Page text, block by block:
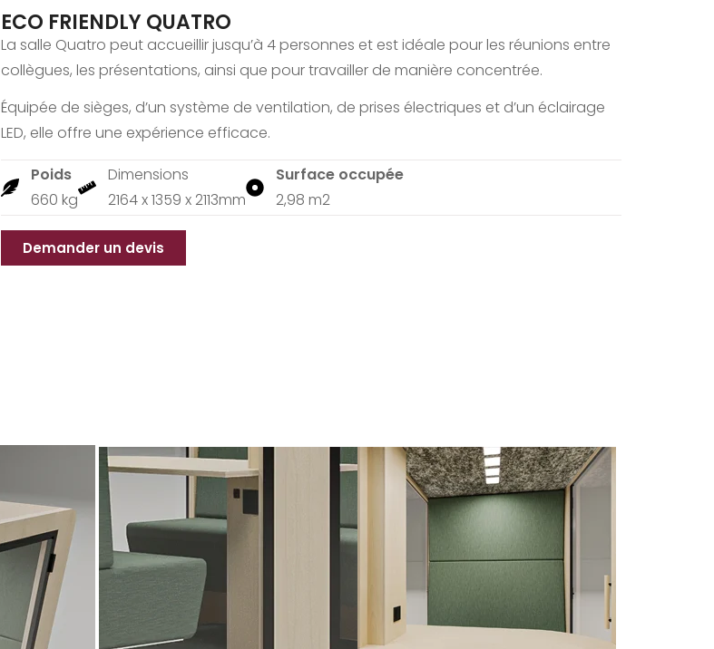
ECO FRIENDLY QUATRO
La salle Quatro peut accueillir jusqu’à 4 personnes et est idéale pour les réunions entre
collègues, les présentations, ainsi que pour travailler de manière concentrée.
Équipée de sièges, d’un système de ventilation, de prises électriques et d’un éclairage
LED, elle offre une expérience efficace.
Poids
660 kg
Dimensions
2164 x 1359 x 2113mm
Surface occupée
2,98 m2
Demander un devis